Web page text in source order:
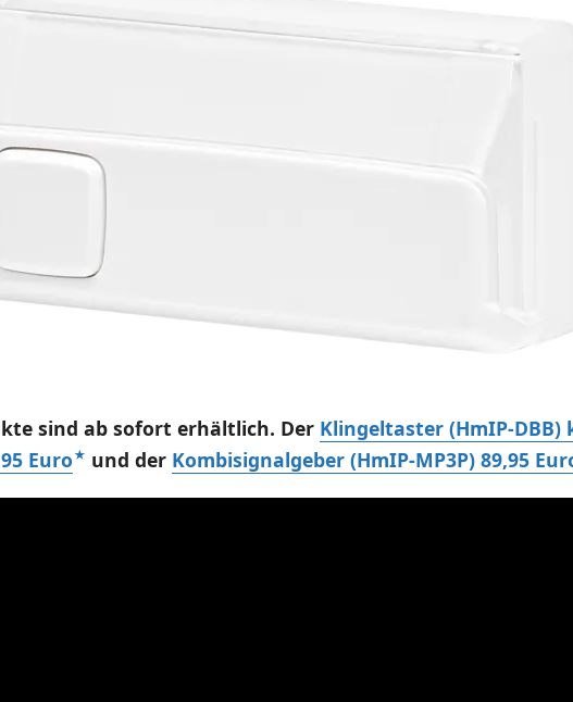
sind ab sofort erhältlich. Der Klingeltaster (HmIP-DBB)
Euro
und der Kombisignalgeber (HmIP-MP3P) 89,95